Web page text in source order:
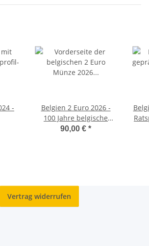
-
Belgien 2 Euro 2026 -
100 Jahre belgische
Eisenbahn - Reverse
90,00 € *
Vertrag widerrufen